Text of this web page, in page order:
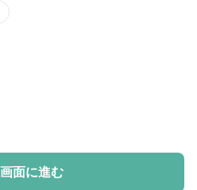
面に進む